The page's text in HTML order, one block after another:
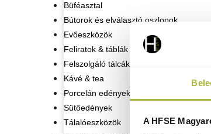
A HFSE
Büféasztal
Bútorok és elválasztó oszlopok
Evőeszközök
Feliratok & táblák
Felszolgáló tálcák
Kávé & tea
Porcelán edények
Sütőedények
Tálalóeszközök